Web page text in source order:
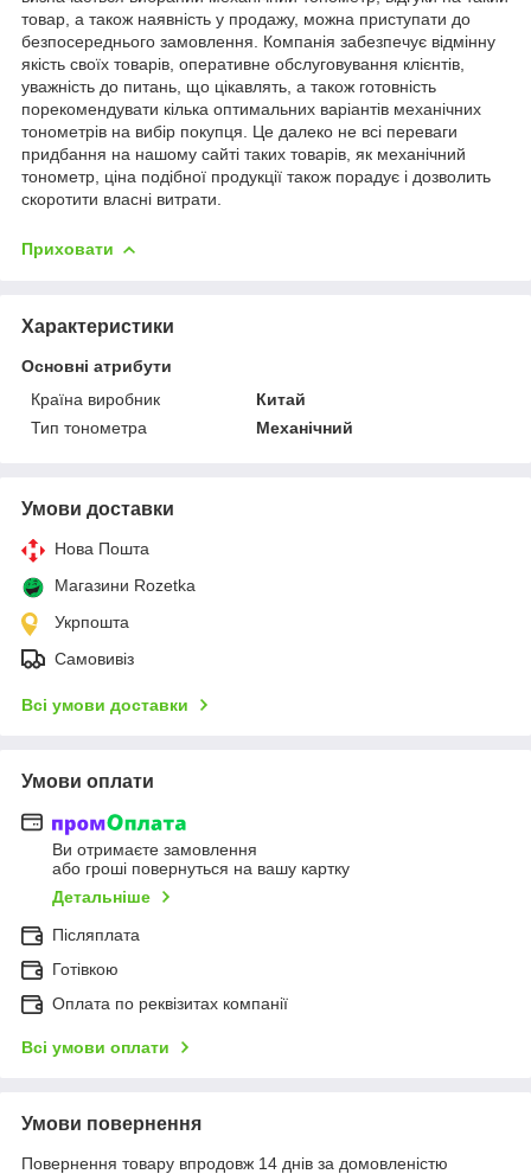
товар, а також наявність у продажу, можна приступати до
безпосереднього замовлення. Компанія забезпечує відмінну
якість своїх товарів, оперативне обслуговування клієнтів,
уважність до питань, що цікавлять, а також готовність
порекомендувати кілька оптимальних варіантів механічних
тонометрів на вибір покупця. Це далеко не всі переваги
придбання на нашому сайті таких товарів, як механічний
тонометр, ціна подібної продукції також порадує і дозволить
скоротити власні витрати.
Приховати
Характеристики
Основні атрибути
Країна виробник
Китай
Тип тонометра
Механічний
Умови доставки
Нова Пошта
Магазини Rozetka
Укрпошта
Самовивіз
Всі умови доставки
Умови оплати
Ви отримаєте замовлення
або гроші повернуться на вашу картку
Детальніше
Післяплата
Готівкою
Оплата по реквізитах компанії
Всі умови оплати
Умови повернення
Повернення товару впродовж 14 днів за домовленістю